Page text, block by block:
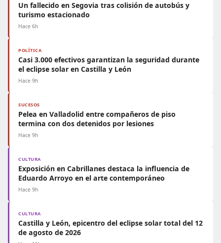
Un fallecido en Segovia tras colisión de autobús y
turismo estacionado
Hace 6h
POLÍTICA
Casi 3.000 efectivos garantizan la seguridad durante
el eclipse solar en Castilla y León
Hace 9h
SUCESOS
Pelea en Valladolid entre compañeros de piso
termina con dos detenidos por lesiones
Hace 9h
CULTURA
Exposición en Cabrillanes destaca la influencia de
Eduardo Arroyo en el arte contemporáneo
Hace 9h
CULTURA
Castilla y León, epicentro del eclipse solar total del 12
de agosto de 2026